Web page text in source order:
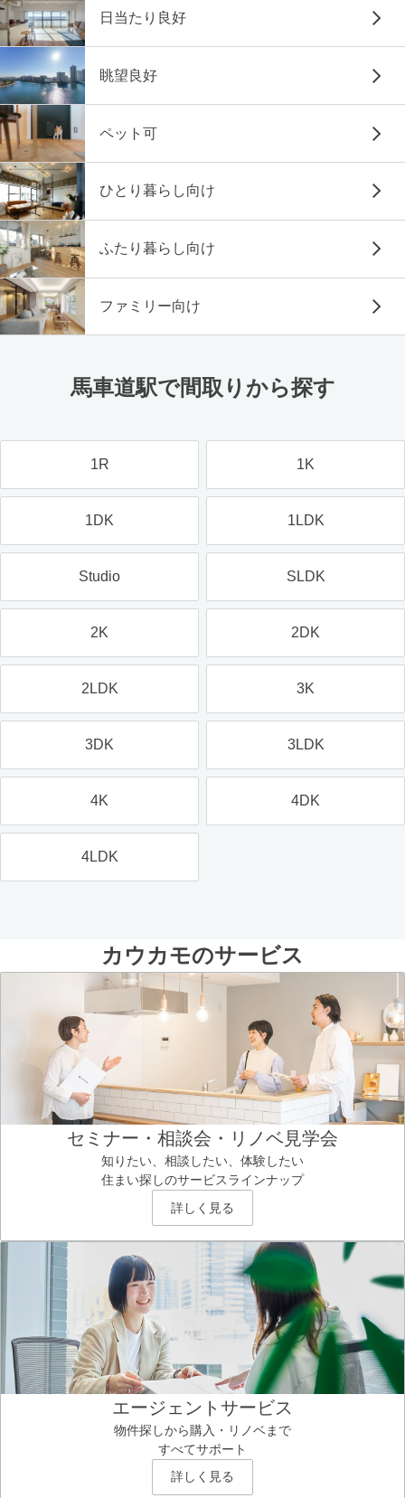
日当たり良好
眺望良好
ペット可
ひとり暮らし向け
ふたり暮らし向け
ファミリー向け
馬車道駅で間取りから探す
1R 1K
1DK 1LDK
Studio SLDK
2K 2DK
2LDK 3K
3DK 3LDK
4K 4DK
4LDK
カウカモのサービス
セミナー・相談会・リノベ見学会
知りたい、相談したい、体験したい
住まい探しのサービスラインナップ
詳しく見る
エージェントサービス
物件探しから購入・リノベまで
すべてサポート
詳しく見る